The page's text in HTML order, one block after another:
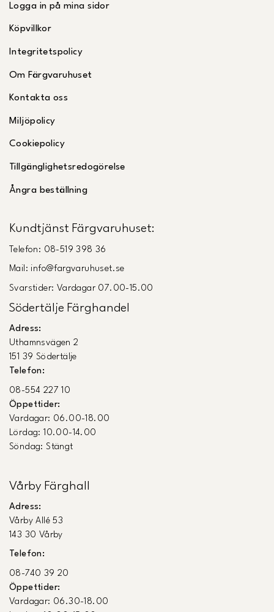
Logga in på mina sidor
Köpvillkor
Integritetspolicy
Om Färgvaruhuset
Kontakta oss
Miljöpolicy
Cookiepolicy
Tillgänglighetsredogörelse
Ångra beställning
Kundtjänst Färgvaruhuset:
Telefon: 08-519 398 36
Mail: info@fargvaruhuset.se
Svarstider: Vardagar 07.00-15.00
Södertälje Färghandel
Adress:
Uthamnsvägen 2
151 39 Södertälje
Telefon:
08-554 227 10
Öppettider:
Vardagar: 06.00-18.00
Lördag: 10.00-14.00
Söndag: Stängt
Vårby Färghall
Adress:
Vårby Allé 53
143 30 Vårby
Telefon:
08-740 39 20
Öppettider:
Vardagar: 06.30-18.00